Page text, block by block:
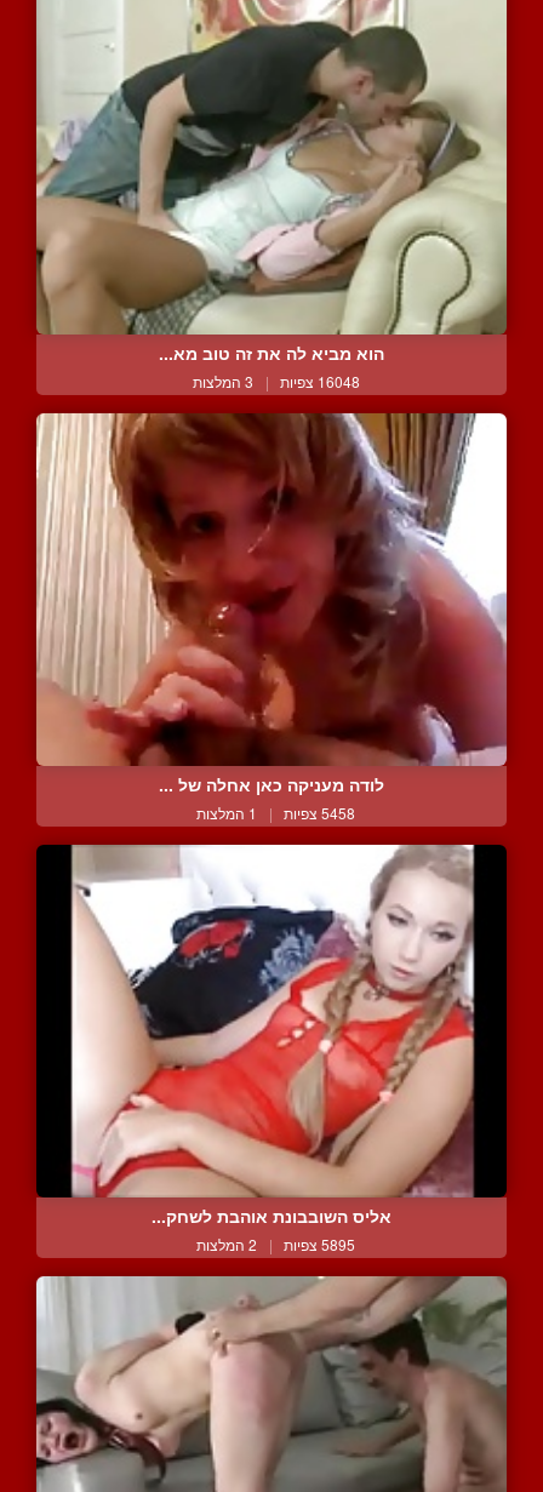
הוא מביא לה את זה טוב מא...
16048 צפיות | 3 המלצות
לודה מעניקה כאן אחלה של ...
5458 צפיות | 1 המלצות
אליס השובבונת אוהבת לשחק...
5895 צפיות | 2 המלצות